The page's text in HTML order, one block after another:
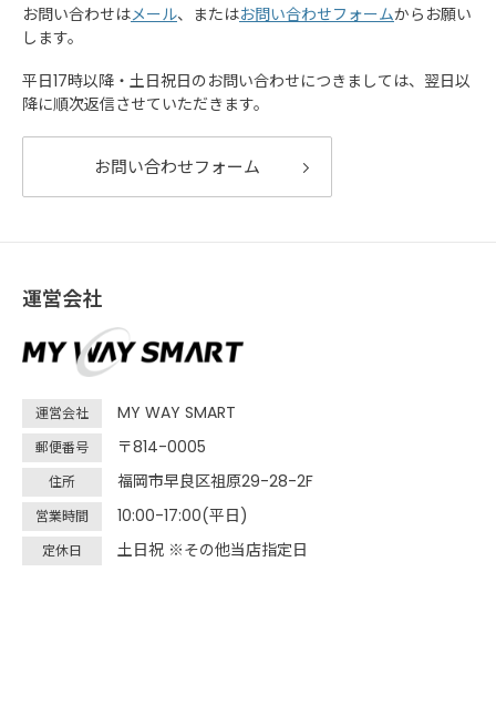
お問い合わせはメール、またはお問い合わせフォームからお願い
します。
平日17時以降・土日祝日のお問い合わせにつきましては、翌日以
降に順次返信させていただきます。
お問い合わせフォーム
運営会社
運営会社 MY WAY SMART
郵便番号 〒814-0005
住所 福岡市早良区祖原29-28-2F
営業時間 10:00-17:00(平日)
定休日 土日祝 ※その他当店指定日